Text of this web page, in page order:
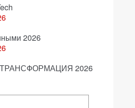
2026
ТРАНСФОРМАЦИЯ 2026